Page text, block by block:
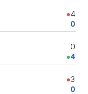
●4
0
●
0
4
●3
0